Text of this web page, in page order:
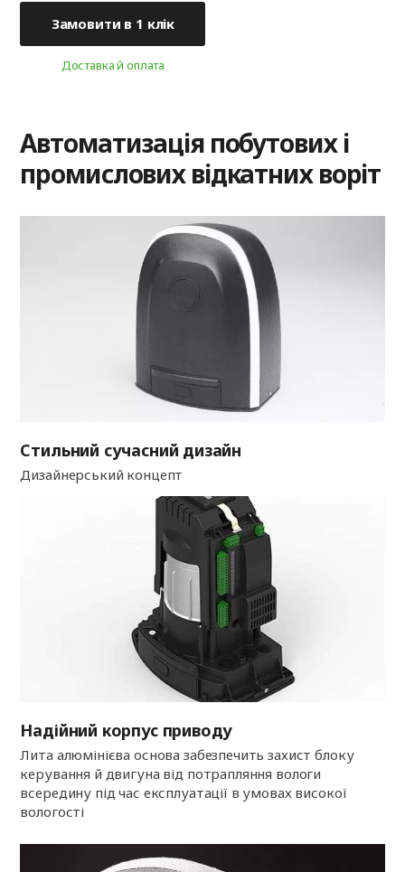
Замовити в 1 клік
Доставка й оплата
Автоматизація побутових і
промислових відкатних воріт
Стильний сучасний дизайн
Дизайнерський концепт
Надійний корпус приводу
Лита алюмінієва основа забезпечить захист блоку
керування й двигуна від потрапляння вологи
всередину під час експлуатації в умовах високої
вологості